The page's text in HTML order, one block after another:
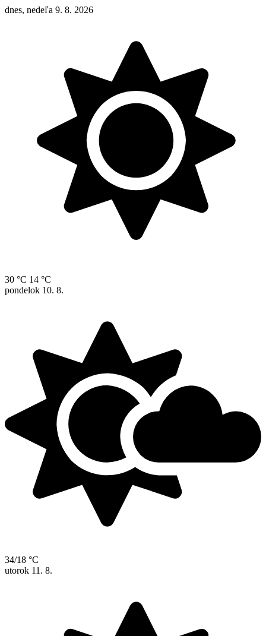
dnes, nedeľa 9. 8. 2026
30 °C 14 °C
pondelok 10. 8.
34/18 °C
utorok 11. 8.